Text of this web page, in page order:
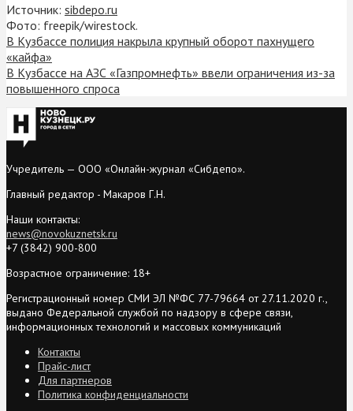
Источник: sibdepo.ru
Фото: freepik/wirestock.
В Кузбассе полиция накрыла крупный оборот пахнущего
«кайфа»
В Кузбассе на АЗС «Газпромнефть» ввели ограничения из-за
повышенного спроса
Учредитель — ООО «Онлайн-журнал «Сибдепо».
Главный редактор - Макаров Г.Н.
Наши контакты:
news@novokuznetsk.ru
+7 (3842) 900-800
Возрастное ограничение: 18+
Регистрационный номер СМИ ЭЛ №ФС 77-79664 от 27.11.2020 г.,
выдано Федеральной службой по надзору в сфере связи,
информационных технологий и массовых коммуникаций
Контакты
Прайс-лист
Для партнеров
Политика конфиденциальности